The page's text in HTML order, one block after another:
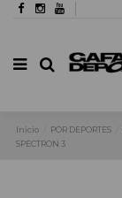
Inicio POR DEPORTES
SPECTRON 3